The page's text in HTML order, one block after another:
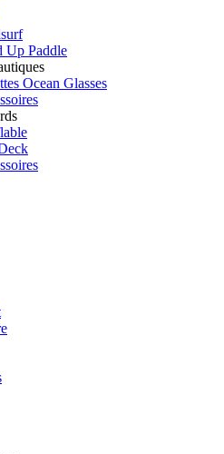
Up Paddle
Ocean Glasses